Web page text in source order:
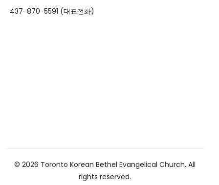
437-870-5591 (대표전화)
© 2026 Toronto Korean Bethel Evangelical Church. All
rights reserved.